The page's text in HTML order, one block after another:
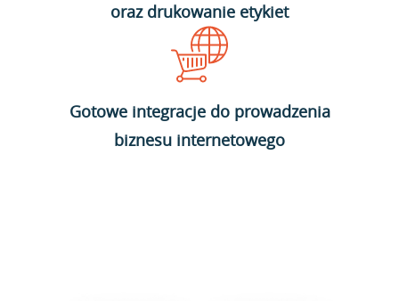
oraz drukowanie etykiet
Gotowe integracje do prowadzenia
biznesu internetowego